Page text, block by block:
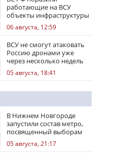
работающие на ВСУ
объекты инфраструктуры
и центры логистики
06 августа, 12:59
ВСУ не смогут атаковать
Россию дронами уже
через несколько недель
05 августа, 18:41
В Нижнем Новгороде
запустили состав метро,
посвященный выборам
05 августа, 21:17